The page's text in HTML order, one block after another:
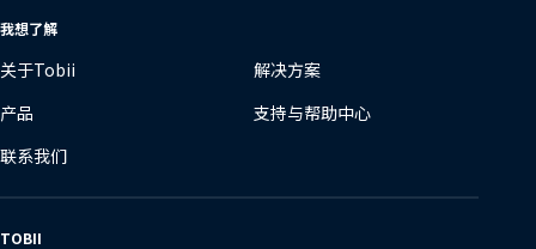
我想了解
关于Tobii
解决方案
产品
支持与帮助中心
联系我们
TOBII